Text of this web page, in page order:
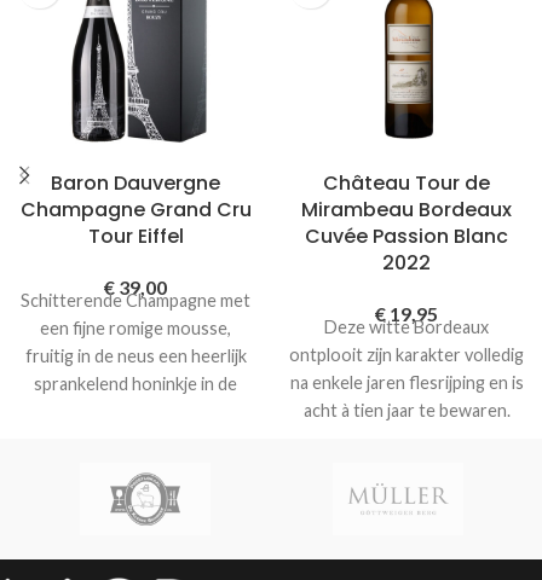
Baron Dauvergne
Champagne Grand Cru
Tour Eiffel
€ 39,00
Schitterende Champagne met
een fijne romige mousse,
fruitig in de neus een heerlijk
sprankelend honinkje in de
met een fijne romige mousse
en heerlijk fruit in de neus.
Château Tour de
Mirambeau Bordeaux
Cuvée Passion Blanc
2022
€ 19,95
Deze witte Bordeaux
ontplooit zijn karakter volledig
na enkele jaren flesrijping en is
acht à tien jaar te bewaren.